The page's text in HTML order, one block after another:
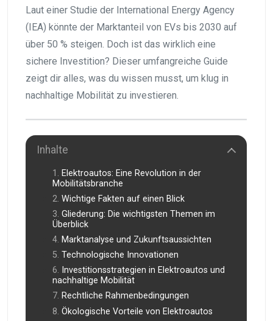
Laut einer Studie der International Energy Agency
(IEA) könnte der Marktanteil von EVs bis 2030 auf
über 50 % steigen. Doch ist das wirklich eine
sichere Investition? Dieser umfangreiche Guide
zeigt dir alles, was du wissen musst, um klug in
nachhaltige Mobilität zu investieren.
Inhalte
Elektroautos: Eine Revolution in der
Mobilitätsbranche
Wichtige Fakten auf einen Blick
Gliederung: Die wichtigsten Themen im
Überblick
Marktanalyse und Zukunftsaussichten
Technologische Innovationen
Investitionsstrategien in Elektroautos und
nachhaltige Mobilität
Rechtliche Rahmenbedingungen
Ökologische Vorteile von Elektroautos